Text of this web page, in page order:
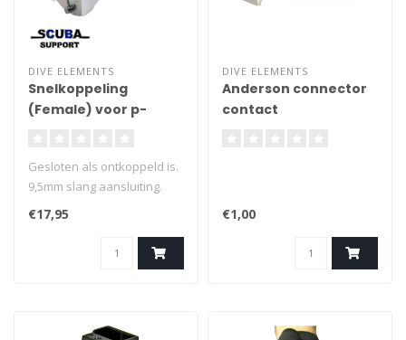
DIVE ELEMENTS
Snelkoppeling
(Female) voor p-
Gesloten als ontkoppeld is.
9,5mm slang aansluiting.
Past op de meeste
standaerd p-valves.
€17,95
DIVE ELEMENTS
Anderson connector
contact
€1,00